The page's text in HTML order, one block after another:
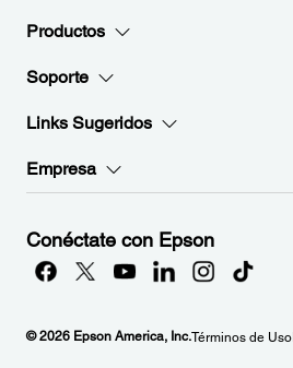
Productos
Soporte
Links Sugeridos
Empresa
Conéctate con Epson
© 2026 Epson America, Inc.Términos de Uso